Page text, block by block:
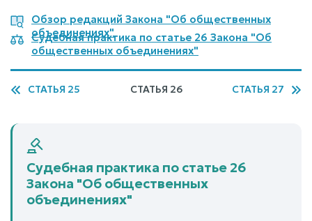
Обзор редакций Закона "Об общественных
объединениях"
Судебная практика по статье 26 Закона "Об
общественных объединениях"
СТАТЬЯ 25 СТАТЬЯ 26 СТАТЬЯ 27
Судебная практика по статье 26
Закона "Об общественных
объединениях"